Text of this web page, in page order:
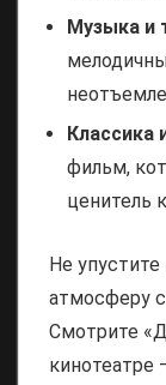
Музыка и
Классика
фильм,
ценитель
Не
атмосферу
Смотрите
кинотеатре